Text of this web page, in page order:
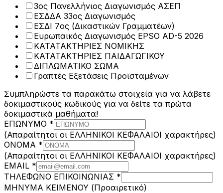
3ος Πανελλήνιος Διαγωνισμός ΑΣΕΠ
ΕΣΔΔΑ 33ος Διαγωνισμός
ΕΣΔΙ 7ος (Δικαστικών Γραμματέων)
Ευρωπαικός Διαγωνισμός EPSO AD-5 2026
ΚΑΤΑΤΑΚΤΗΡΙΕΣ ΝΟΜΙΚΗΣ
ΚΑΤΑΤΑΚΤΗΡΙΕΣ ΠΑΙΔΑΓΩΓΙΚΟΥ
ΔΙΠΛΩΜΑΤΙΚΟ ΣΩΜΑ
Γραπτές Εξετάσεις Προϊσταμένων
Συμπληρώστε τα παρακάτω στοιχεία για να λάβετε
δοκιμαστικούς κωδικούς για να δείτε τα πρώτα
δοκιμαστικά μαθήματα!
ΕΠΩΝΥΜΟ *
(Απαραίτητοι οι ΕΛΛΗΝΙΚΟΙ ΚΕΦΑΛΑΙΟΙ χαρακτήρες)
ΟΝΟΜΑ *
(Απαραίτητοι οι ΕΛΛΗΝΙΚΟΙ ΚΕΦΑΛΑΙΟΙ χαρακτήρες)
EMAIL *
ΤΗΛΕΦΩΝΟ ΕΠΙΚΟΙΝΩΝΙΑΣ *
ΜΗΝΥΜΑ ΚΕΙΜΕΝΟΥ (Προαιρετικό)